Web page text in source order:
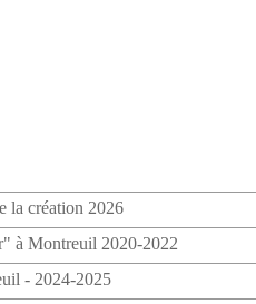
la création 2026
à Montreuil 2020-2022
- 2024-2025